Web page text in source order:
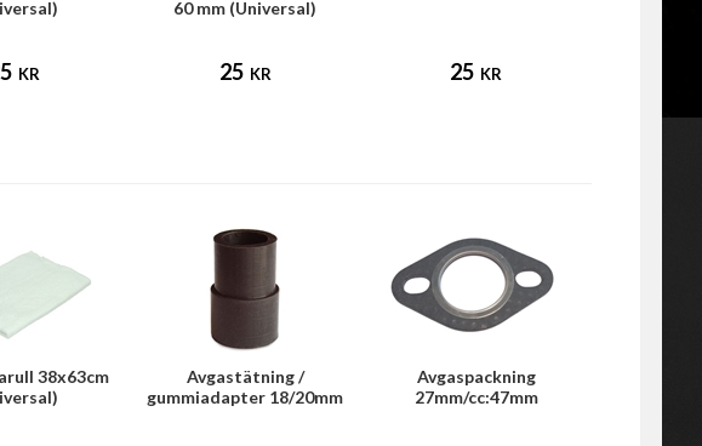
KR
60 mm (Universal)
25 KR 25 KR
38x63cm
Avgastätning /
gummiadapter 18/20mm
Avgaspackning
27mm/cc:47mm